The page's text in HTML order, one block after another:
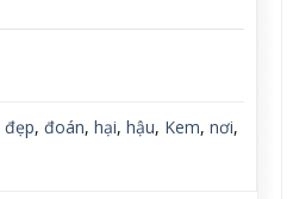
đẹp, đoán, hại, hậu, Kem, nơi,